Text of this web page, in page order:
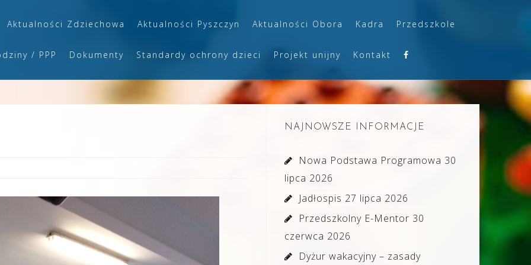
Aktualności Zdziechowa Aktualności Pyszczyn Aktualności Obora Kadra Przedszkole
/ PPP Dokumenty Standardy ochrony dzieci Projekt unijny Kontakt
NAJNOWSZE INFORMACJE
Nowa Podstawa Programowa 30
lipca 2026
Jadłospis 27 lipca 2026
Przedszkolny E-Mentor 30
czerwca 2026
Dyżur wakacyjny – zasady